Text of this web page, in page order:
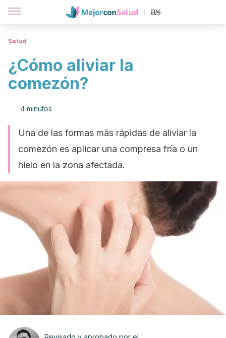
Salud
¿Cómo aliviar la
comezón?
4 minutos
Una de las formas más rápidas de aliviar la
comezón es aplicar una compresa fría o un
hielo en la zona afectada.